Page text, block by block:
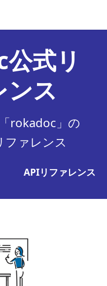
式リ
ンス
rokadoc」の
ファレンス
APIリファレンス